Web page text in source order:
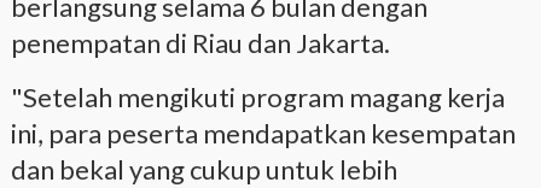
berlangsung selama 6 bulan dengan
penempatan di Riau dan Jakarta.
"Setelah mengikuti program magang kerja
ini, para peserta mendapatkan kesempatan
dan bekal yang cukup untuk lebih